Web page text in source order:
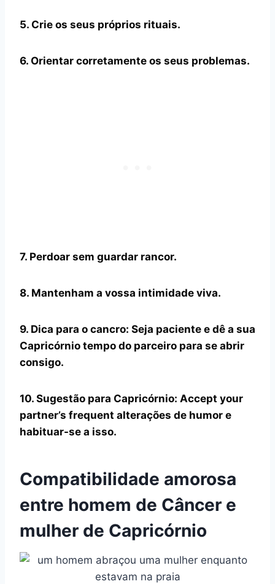
5. Crie os seus próprios rituais.
6. Orientar corretamente os seus problemas.
7. Perdoar sem guardar rancor.
8. Mantenham a vossa intimidade viva.
9. Dica para o cancro: Seja paciente e dê a sua
Capricórnio tempo do parceiro para se abrir
consigo.
10. Sugestão para Capricórnio: Accept your
partner’s frequent alterações de humor e
habituar-se a isso.
Compatibilidade amorosa
entre homem de Câncer e
mulher de Capricórnio